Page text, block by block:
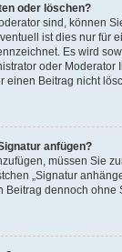
oder löschen?
sind, können
ist dies nur für
Es wird
oder
einen Beitrag nicht
anfügen?
müssen Sie
„Signatur
dennoch ohne